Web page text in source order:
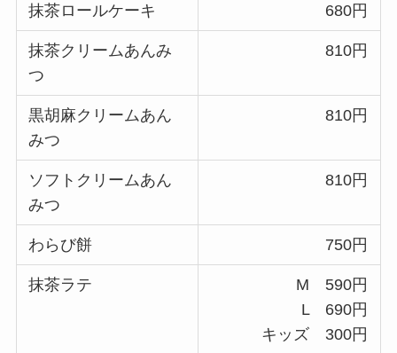
抹茶ロールケーキ 680円
抹茶クリームあんみ
つ
810円
黒胡麻クリームあん
みつ
810円
ソフトクリームあん
みつ
810円
わらび餅 750円
抹茶ラテ
M 590円
L 690円
キッズ 300円